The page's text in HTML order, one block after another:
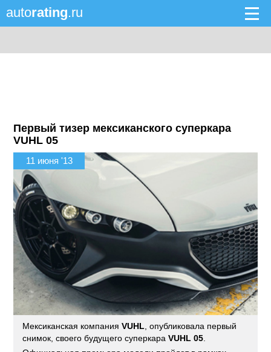
autorating.ru
Первый тизер мексиканского суперкара
VUHL 05
11 июня '13
Мексиканская компанияVUHL , опубликовала первый
снимок, своего будущего суперкараVUHL 05